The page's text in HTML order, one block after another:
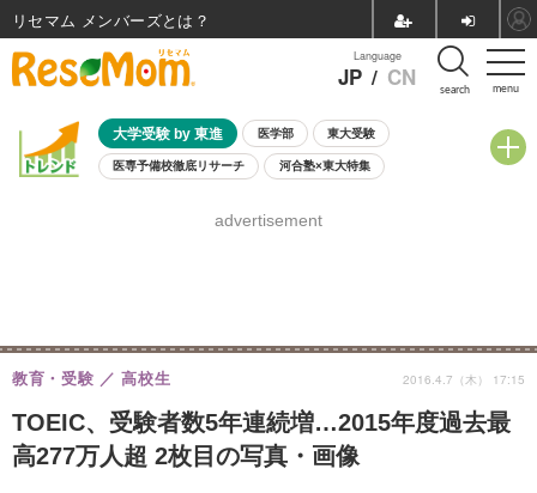
menu
Language
JP / CN search
大学受験 by 東進 医学部 東大受験
医専予備校徹底リサーチ 河合塾×東大特集
8月開催学校説明会・相談会
advertisement
TOEIC、受験者数5年連続増…2015年度過去最
高277万人超 2枚目の写真・画像
教育・受験 高校生 2016.4.7（木） 17:15
リセマム メンバーズ